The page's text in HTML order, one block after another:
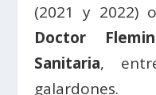
(2021 y 2022)
Doctor
Sanitaria,
galardones.